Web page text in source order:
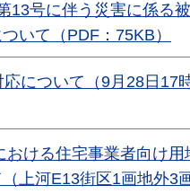
13号に伴う災害に係る
いて（PDF：75KB）
について（9月28日17
おける住宅事業者向け用
上河E13街区1画地外3